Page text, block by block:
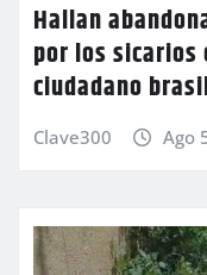
Hallan
por los sicarios
ciudadano
Clave300 Ago